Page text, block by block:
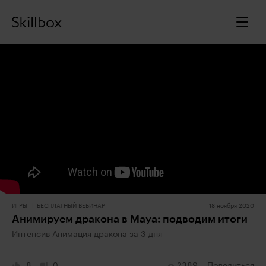
ИГРЫ БЕСПЛАТНЫЙ ВЕБИНАР 18 ноября 2020
Анимируем дракона в Maya: подводим итоги
Интенсив Анимация дракона за 3 дня